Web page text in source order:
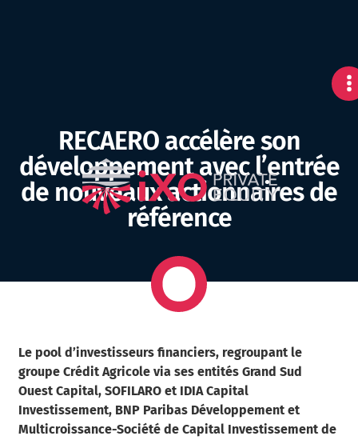
RECAERO accélère son
développement avec l’entrée
de nouveaux actionnaires de
référence
Le pool d’investisseurs financiers, regroupant le
groupe Crédit Agricole via ses entités Grand Sud
Ouest Capital, SOFILARO et IDIA Capital
Investissement, BNP Paribas Développement et
Multicroissance-Société de Capital Investissement de